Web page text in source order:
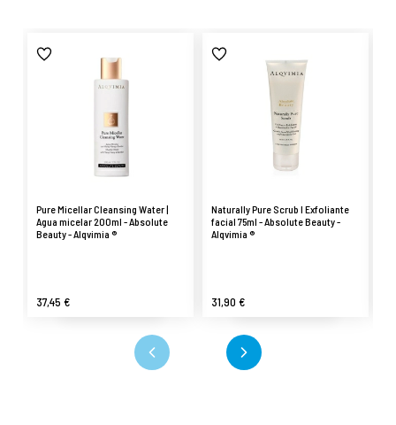
Pure Micellar Cleansing Water |
Agua micelar 200ml - Absolute
Beauty - Alqvimia ®
37,45 €
Naturally Pure Scrub I Exfoliante
facial 75ml - Absolute Beauty -
Alqvimia ®
31,90 €